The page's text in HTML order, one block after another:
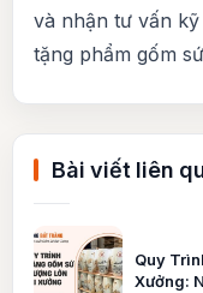
và nhận tư vấn
tặng phẩm gốm
Bài viết liên
Quy
Xưởng: